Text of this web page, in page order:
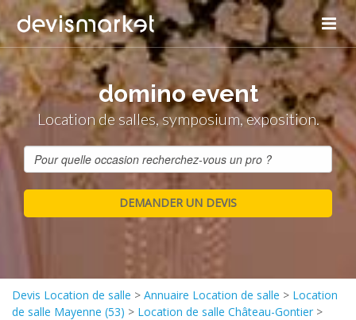
domino event
Location de salles, symposium, exposition.
Devis Location de salle > Annuaire Location de salle > Location
de salle Mayenne (53) > Location de salle Château-Gontier >